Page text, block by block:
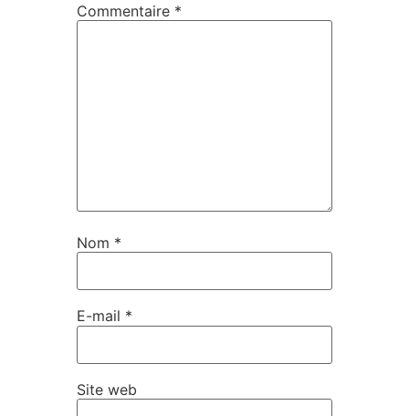
Commentaire *
Nom *
E-mail *
Site web